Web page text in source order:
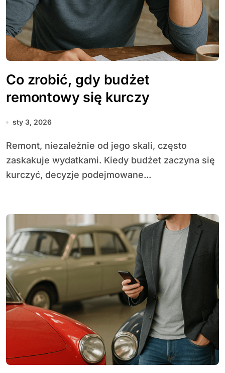
Co zrobić, gdy budżet
remontowy się kurczy
sty 3, 2026
Remont, niezależnie od jego skali, często
zaskakuje wydatkami. Kiedy budżet zaczyna się
kurczyć, decyzje podejmowane...